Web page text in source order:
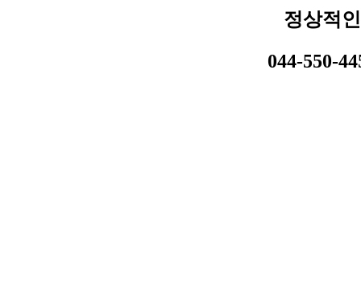
정상적
044-550-